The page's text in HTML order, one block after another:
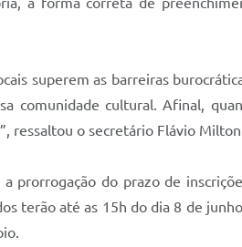
superem as barreiras
comunidade cultural. Afinal,
ressaltou o secretário Flávio
prorrogação do prazo de
terão até as 15h do dia 8 de